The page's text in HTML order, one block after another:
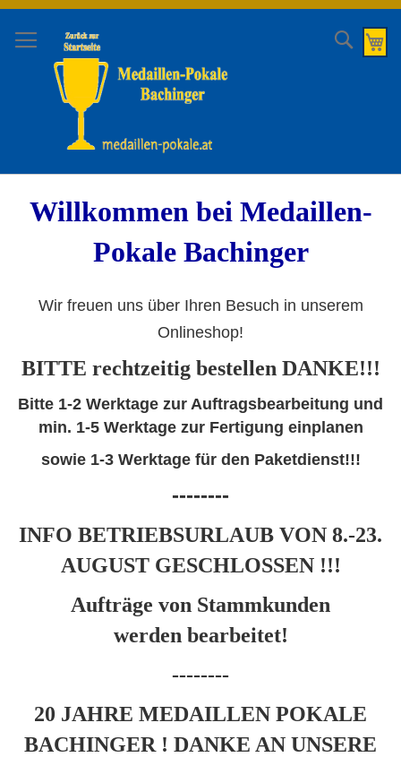
Direkt
Inhalt
Suche
Willkommen bei Medaillen-
Pokale Bachinger
Wir freuen uns über Ihren Besuch in unserem
Onlineshop!
BITTE rechtzeitig bestellen DANKE!!!
Bitte 1-2 Werktage zur Auftragsbearbeitung und
min. 1-5 Werktage zur Fertigung einplanen
sowie 1-3 Werktage für den Paketdienst!!!
--------
INFO BETRIEBSURLAUB VON 8.-23.
AUGUST GESCHLOSSEN !!!
Aufträge von Stammkunden
werden bearbeitet!
--------
20 JAHRE MEDAILLEN POKALE
BACHINGER ! DANKE AN UNSERE